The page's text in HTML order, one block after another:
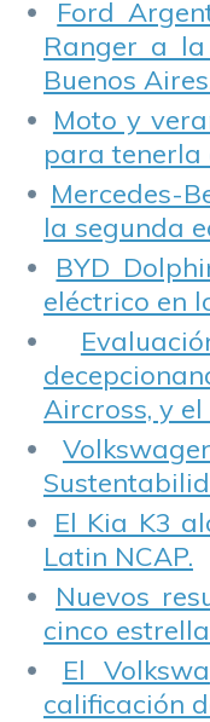
Ford
Ranger a
Buenos
Moto y
para tenerla
Mercedes-
la segunda
BYD
eléctrico en
Aircross, y
El Kia K3
Latin NCAP.
Nuevos
cinco
El
calificación